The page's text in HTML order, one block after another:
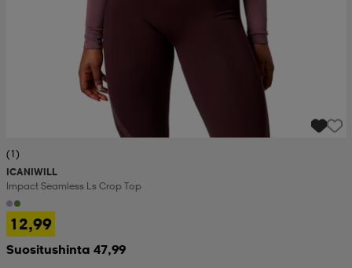
(1)
ICANIWILL
Impact Seamless Ls Crop Top
12,99
Suositushinta 47,99